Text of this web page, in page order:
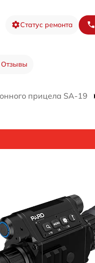
Статус ремонта
Отзывы
прицела SA-19